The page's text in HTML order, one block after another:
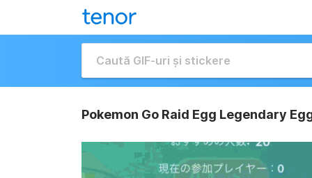
Pokemon Go Raid Egg Legendary